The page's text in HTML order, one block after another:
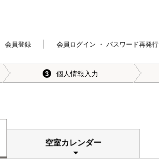
会員登録 会員ログイン ・ パスワード再発行
3 個人情報入力
空室カレンダー